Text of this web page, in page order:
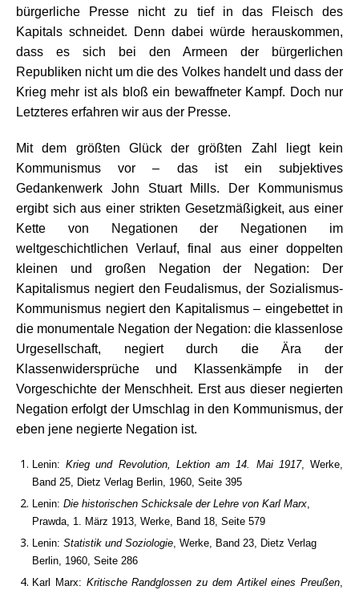
bürgerliche Presse nicht zu tief in das Fleisch des
Kapitals schneidet. Denn dabei würde herauskommen,
dass es sich bei den Armeen der bürgerlichen
Republiken nicht um die des Volkes handelt und dass der
Krieg mehr ist als bloß ein bewaffneter Kampf. Doch nur
Letzteres erfahren wir aus der Presse.
Mit dem größten Glück der größten Zahl liegt kein
Kommunismus vor – das ist ein subjektives
Gedankenwerk John Stuart Mills. Der Kommunismus
ergibt sich aus einer strikten Gesetzmäßigkeit, aus einer
Kette von Negationen der Negationen im
weltgeschichtlichen Verlauf, final aus einer doppelten
kleinen und großen Negation der Negation: Der
Kapitalismus negiert den Feudalismus, der Sozialismus-
Kommunismus negiert den Kapitalismus – eingebettet in
die monumentale Negation der Negation: die klassenlose
Urgesellschaft, negiert durch die Ära der
Klassenwidersprüche und Klassenkämpfe in der
Vorgeschichte der Menschheit. Erst aus dieser negierten
Negation erfolgt der Umschlag in den Kommunismus, der
eben jene negierte Negation ist.
Lenin:Krieg und Revolution, Lektion am 14. Mai 1917, Werke,
Band 25, Dietz Verlag Berlin, 1960, Seite 395
Lenin: Die historischen Schicksale der Lehre von Karl Marx,
Prawda, 1. März 1913, Werke, Band 18, Seite 579
Lenin: Statistik und Soziologie, Werke, Band 23, Dietz Verlag
Berlin, 1960, Seite 286
Karl Marx: Kritische Randglossen zu demArtikel eines Preußen,